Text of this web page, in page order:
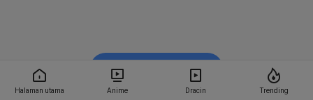
Halaman utama Anime Dracin Trending
Nonton di Bstation